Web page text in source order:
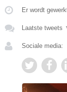
Er wordt
Laatste tweets
Sociale media: